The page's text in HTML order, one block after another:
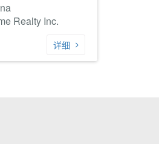
Realty Inc.
详细